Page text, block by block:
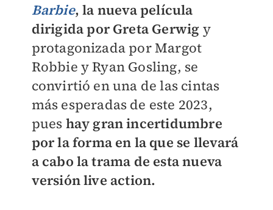
Barbie, la nueva película
dirigida por Greta Gerwig y
protagonizada por Margot
Robbie y Ryan Gosling, se
convirtió en una de las cintas
más esperadas de este 2023,
pues hay gran incertidumbre
por la forma en la que se llevará
a cabo la trama de esta nueva
versión live action.